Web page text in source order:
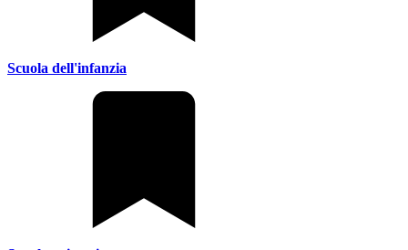
Scuola dell'infanzia